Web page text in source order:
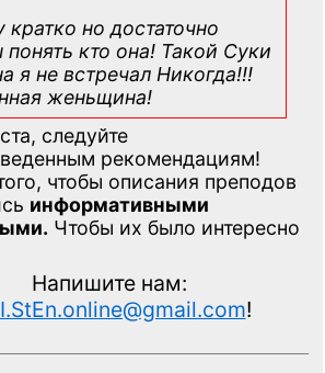
но достаточно
понять кто она! Такой Суки
я не встречал Никогда!!!
женьщина!
следуйте
рекомендациям!
чтобы описания преподов
информативными
Чтобы их было интересно
Напишите нам:
!